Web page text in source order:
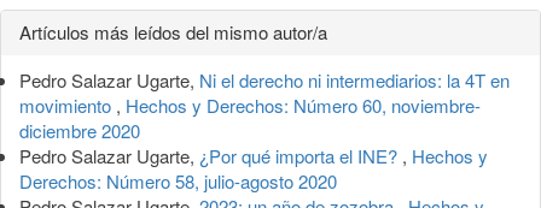
Detalles
del
artículo
Artículos más leídos del mismo autor/a
Pedro Salazar Ugarte, Ni el derecho ni intermediarios: la 4T en
movimiento , Hechos y Derechos: Número 60, noviembre-
diciembre 2020
Pedro Salazar Ugarte, ¿Por qué importa el INE? , Hechos y
Derechos: Número 58, julio-agosto 2020